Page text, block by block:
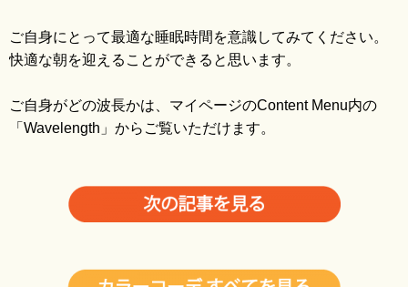
ご自身にとって最適な睡眠時間を意識してみてください。
快適な朝を迎えることができると思います。
ご自身がどの波長かは、マイページのContent Menu内の
「Wavelength」からご覧いただけます。